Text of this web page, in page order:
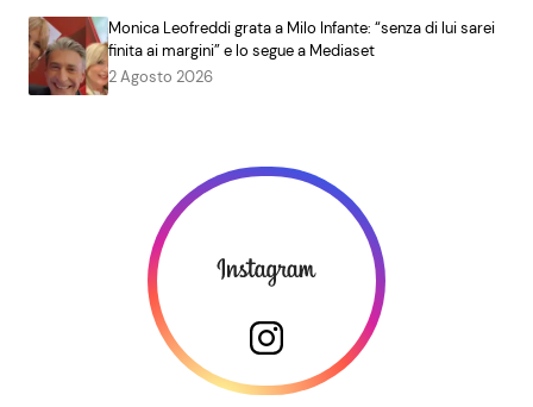
Monica Leofreddi grata a Milo Infante: “senza di lui sarei
finita ai margini” e lo segue a Mediaset
2 Agosto 2026